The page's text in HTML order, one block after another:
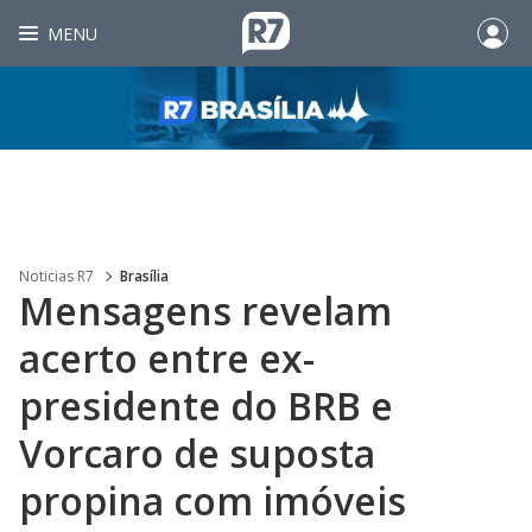
MENU
Noticias R7 Brasília
Mensagens revelam
acerto entre ex-
presidente do BRB e
Vorcaro de suposta
propina com imóveis